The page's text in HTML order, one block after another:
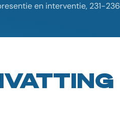
en interventie, 231-236